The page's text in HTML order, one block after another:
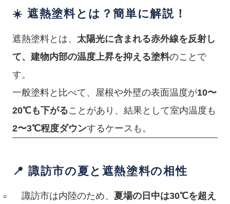
☀️ 遮熱塗料とは？簡単に解説！
遮熱塗料とは、 太陽光に含まれる赤外線を反射し
て、建物内部の温度上昇を抑える塗料のことで
す。
一般塗料と比べて、屋根や外壁の表面温度が10〜
20℃も下がることがあり、結果として室内温度も
2〜3℃程度ダウンするケースも。
📍 諏訪市の夏と遮熱塗料の相性
諏訪市は内陸のため、 夏場の日中は30℃を超え